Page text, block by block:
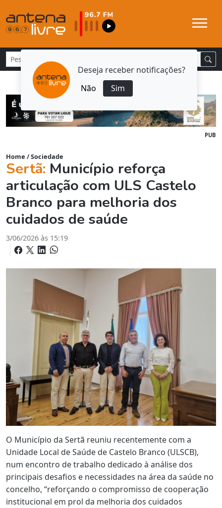
Deseja receber notificações?
Não
Sim
PUB
Home /Sociedade
Sertã: Município reforça
articulação com ULS Castelo
Branco para melhoria dos
cuidados de saúde
3/06/2026 às 15:19
O Município da Sertã reuniu recentemente com a
Unidade Local de Saúde de Castelo Branco (ULSCB),
num encontro de trabalho dedicado à análise dos
principais desafios e necessidades na área da saúde no
concelho, “reforçando o compromisso de cooperação
institucional em prol da melhoria dos cuidados